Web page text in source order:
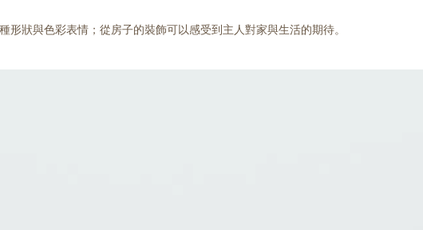
狀與色彩表情；從房子的裝飾可以感受到主人對家與生活的期待。